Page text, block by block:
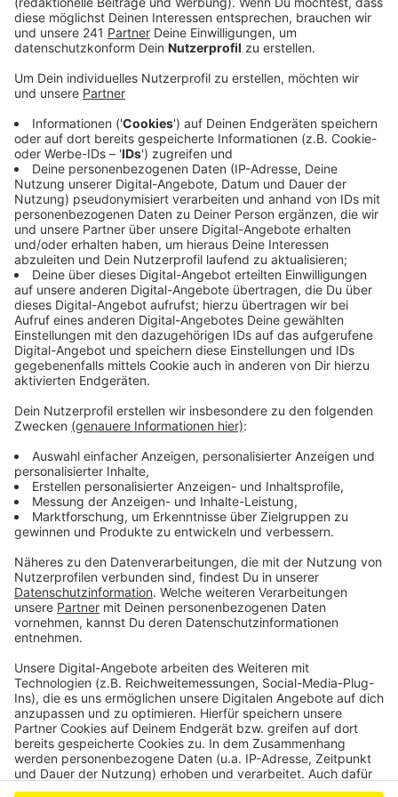
Anzeige
Großkrankenhäuser, kurz AKG.
Veröffentlicht:Freitag, 27.12.2024 11:33
Anzeige
Dort haben sich insgesamt 30 große Krankenhäuser
aus ganz Deutschland zusammengeschlossen, um eine
gemeinsame politische Stimme zu haben. Das Klinikum
in Schlebusch soll im Sinne der Krankenhausreform in
den nächsten Jahren auch ausgebaut werden und
möglichst viele Menschen in unserer Region
versorgen.
Anzeige
Mehr News aus Leverkusen
Anzeige
Abschied der Efi-Busse in Leverkusen
Fehlalarm: Einsatz in Leverkusen-Schlebusch
Weihnachtszeit: Müllentsorgung in Leverkusen
Anzeige
Anzeige